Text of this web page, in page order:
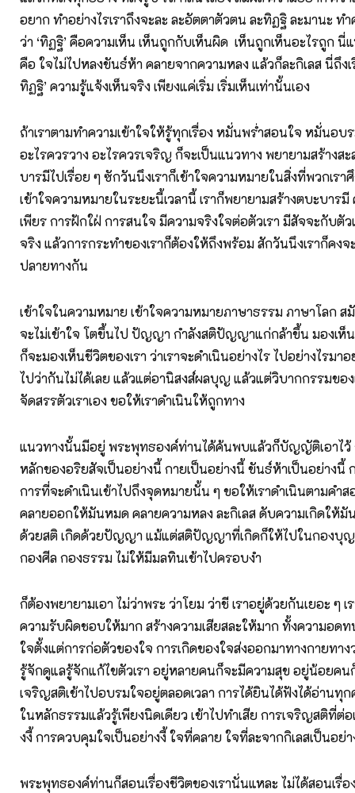
อยาก ทำอย่างไรเราถึงจะละ ละอัตตาตัวตน ละทิฏฐิ ละมานะ ท
ว่า ‘ทิฏฐิ’ คือความเห็น เห็นถูกกับเห็นผิด เห็นถูกเห็นอะไรถูก นี่
คือ ใจไม่ไปหลงขันธ์ห้า คลายจากความหลง แล้วก็ละกิเลส นี่ถึงเ
ทิฏฐิ’ ความรู้แจ้งเห็นจริง เพียงแค่เริ่ม เริ่มเห็นเท่านั้นเอง
ถ้าเราตามทำความเข้าใจให้รู้ทุกเรื่อง หมั่นพร่ำสอนใจ หมั่นอบ
อะไรควรวาง อะไรควรเจริญ ก็จะเป็นแนวทาง พยายามสร้างส
บารมีไปเรื่อย ๆ ซักวันนึงเราก็เข้าใจความหมายในสิ่งที่พวกเรา
เข้าใจความหมายในระยะนี้เวลานี้ เราก็พยายามสร้างตบะบาร
เพียร การฝักใฝ่ การสนใจ มีความจริงใจต่อตัวเรา มีสัจจะกับตัว
จริง แล้วการกระทำของเราก็ต้องให้ถึงพร้อม สักวันนึงเราก็คง
ปลายทางกัน
เข้าใจในความหมาย เข้าใจความหมายภาษาธรรม ภาษาโลก สมั
จะไม่เข้าใจ โตขึ้นไป ปัญญา กำลังสติปัญญาแก่กล้าขึ้น มองเห็น
ก็จะมองเห็นชีวิตของเรา ว่าเราจะดำเนินอย่างไร ไปอย่างไรมา
ไปว่ากันไม่ได้เลย แล้วแต่อานิสงส์ผลบุญ แล้วแต่วิบากกรรมขอ
จัดสรรตัวเราเอง ขอให้เราดำเนินให้ถูกทาง
แนวทางนั้นมีอยู่ พระพุทธองค์ท่านได้ค้นพบแล้วก็บัญญัติเอาไว้
หลักของอริยสัจเป็นอย่างนี้ กายเป็นอย่างนี้ ขันธ์ห้าเป็นอย่างนี้
การที่จะดำเนินเข้าไปถึงจุดหมายนั้น ๆ ขอให้เราดำเนินตามคำ
คลายออกให้มันหมด คลายความหลง ละกิเลส ดับความเกิดให้มั
ด้วยสติ เกิดด้วยปัญญา แม้แต่สติปัญญาที่เกิดก็ให้ไปในกองบุญ
กองศีล กองธรรม ไม่ให้มีมลทินเข้าไปครอบงำ
ก็ต้องพยายามเอา ไม่ว่าพระ ว่าโยม ว่าชี เราอยู่ด้วยกันเยอะ ๆ เ
ความรับผิดชอบให้มาก สร้างความเสียสละให้มาก ทั้งความอด
ใจตั้งแต่การก่อตัวของใจ การเกิดของใจส่งออกมาทางกายทาง
รู้จักดูแลรู้จักแก้ไขตัวเรา อยู่หลายคนก็จะมีความสุข อยู่น้อยคน
เจริญสติเข้าไปอบรมใจอยู่ตลอดเวลา การได้ยินได้ฟังได้อ่านทุ
ในหลักธรรมแล้วรู้เพียงนิดเดียว เข้าไปทำเสีย การเจริญสติที่ต่
งงี้ การควบคุมใจเป็นอย่างงี้ ใจที่คลาย ใจที่ละจากกิเลสเป็นอย่า
พระพุทธองค์ท่านก็สอนเรื่องชีวิตของเรานั่นแหละ ไม่ได้สอนเรื่